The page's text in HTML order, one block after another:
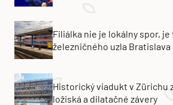
Filiálka nie je lokálny spor,
železničného uzla Bratislava
Historický viadukt v Zürichu
ložiská a dilatačné závery